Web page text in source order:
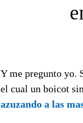
Y me pregunto yo.
el cual un boicot
azuzando a las